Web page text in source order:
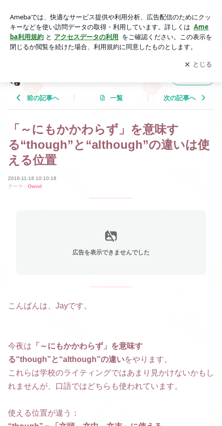
は使える位置 | Tricolor Language
アプリをダウンロードして ブログの更新通知
を受け取りまし
ょう。
開く
前の記事へ 一覧 次の記事へ
「～にもかかわらず」を意味す
る“though”と“although”の違いは使
える位置
2016-11-18 10:10:18
テーマ： Ownd
広告を表示できませんでした
こんばんは、Jayです。
今夜は 「～にもかかわらず」を意味す
る“though”と“although”の違いをやります。
これらは学校のライティングではあまり見かけないかもし
れませんが、口語ではどちらも使われています。
使える位置が違う：